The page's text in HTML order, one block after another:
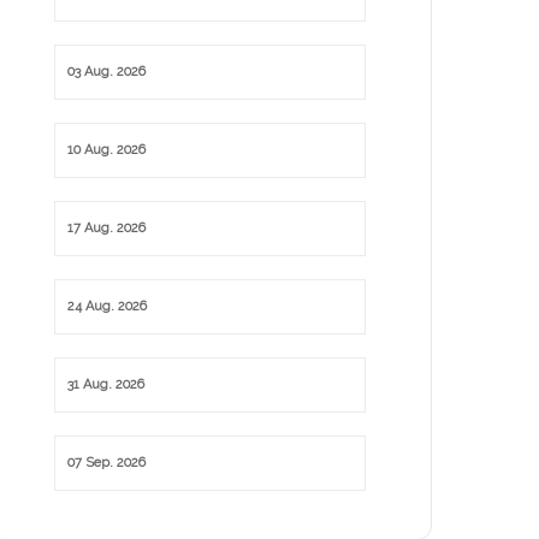
03 Aug. 2026
10 Aug. 2026
17 Aug. 2026
24 Aug. 2026
31 Aug. 2026
07 Sep. 2026